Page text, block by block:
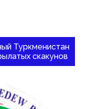
Туркменистан
скакунов